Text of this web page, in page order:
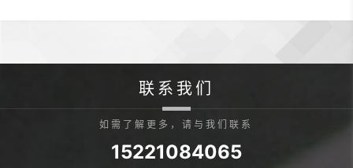
联系我们
如需了解更多，请与我们联系
15221084065